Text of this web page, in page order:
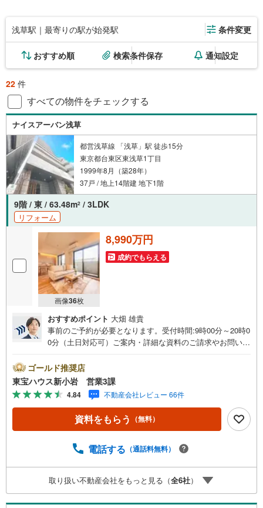
浅草駅｜最寄りの駅が始発駅 条件変更
おすすめ順 検索条件保存 通知設定
22 件
すべての物件をチェックする
ナイスアーバン浅草
都営浅草線 「浅草」駅 徒歩15分
東京都台東区東浅草1丁目
1999年8月（築28年）
37戸 / 地上14階建 地下1階
9階 / 東 / 63.48m2 / 3LDK
リフォーム
画像36枚
8,990万円
成約でもらえる
おすすめポイント 大畑 雄貴
事前のご予約が必要となります。受付時間:9時00分～20時0
0分（土日対応可）ご案内・詳細な資料のご請求やお問い合
ーン対象店舗 当店で物件を成約するとPayPayボーナスラ
イトがもらえる「ご成約キャンペーン」の対象になりま
す。「資料をもらう」「見学予約をする」ボタンからお問
い合わせください。※必ずYahoo！ JAPAN IDでログインし
てください。※PayPayボーナスライトは出金と譲渡はでき
ません。有効期限は付与日から60日です。■住宅ローンは
金0円からのご購入可能です（諸費用もOK）お気楽にお問
に対応させて頂きます。*空室の物件においても事前に鍵の
手配が必要な場合があります。*居住中の物件は事前に売主
様との日程調整が必要です。*物件によっては当日のご見学
ゴールド推奨店
東宝ハウス新小岩 営業3課
4.84 不動産会社レビュー 66件
資料をもらう （無料）
電話する （通話料無料）
取り扱い不動産会社をもっと見る（全6社）